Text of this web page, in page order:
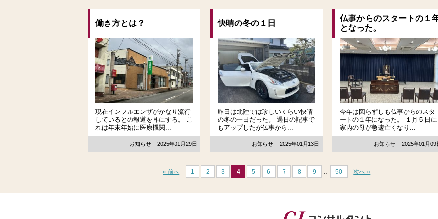
働き方とは？
現在インフルエンザがかなり流行
しているとの報道を耳にする。 こ
れは年末年始に医療機関...
お知らせ 2025年01月29日
快晴の冬の１日
昨日は北陸では珍しいくらい快晴
の冬の一日だった。 過日の記事で
もアップしたが仏事から...
お知らせ 2025年01月13日
仏事からのスタートの１
となった。
今年は図らずしも仏事からのスタ
ートの１年になった。 １月５日に
家内の母が急遽亡くなり...
お知らせ 2025年01月09
« 前へ 1 2 3 4 5 6 7 8 9 … 50 次へ »